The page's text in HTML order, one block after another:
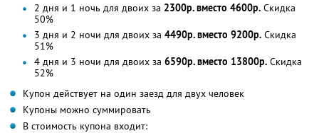
2 дня и 1 ночь для двоих за 2300р. вместо 4600р. Скидка
50%
3 дня и 2 ночи для двоих за 4490р. вместо 9200р. Скидка
51%
4 дня и 3 ночи для двоих за 6590р. вместо 13800р. Скидка
52%
Купон действует на один заезд для двух человек
Купоны можно суммировать
В стоимость купона входит: